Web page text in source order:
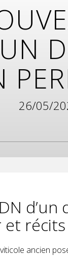
26/05/
et récits
ancien